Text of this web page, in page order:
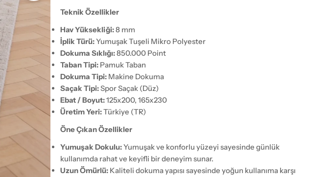
Teknik Özellikler
Hav Yüksekliği:8 mm
İplik Türü:Yumuşak Tuşeli Mikro Polyester
Dokuma Sıklığı:850.000 Point
Taban Tipi: Pamuk Taban
Dokuma Tipi: Makine Dokuma
Saçak Tipi:Spor Saçak (Düz)
Ebat / Boyut:125x200, 165x230
Üretim Yeri:Türkiye (TR)
Öne Çıkan Özellikler
Yumuşak Dokulu:Yumuşak ve konforlu yüzeyi sayesinde günlük
kullanımda rahat ve keyifli bir deneyim sunar.
Uzun Ömürlü: Kaliteli dokuma yapısı sayesinde yoğun kullanıma karşı